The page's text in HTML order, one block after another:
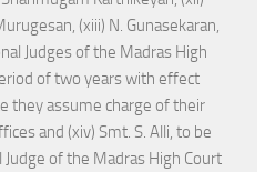
(xiii) N. Gunasekaran,
Judges of the Madras High
of two years with effect
they assume charge of their
and (xiv) Smt. S. Alli, to be
Judge of the Madras High Court